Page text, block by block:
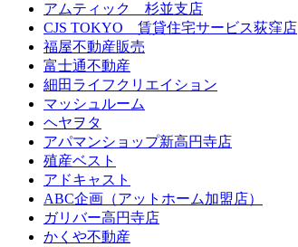
アムティック 杉並支店
CJS TOKYO 賃貸住宅サービス荻窪店
福屋不動産販売
富士通不動産
細田ライフクリエイション
マッシュルーム
ヘヤヲタ
アパマンショップ新高円寺店
殖産ベスト
アドキャスト
ABC企画（アットホーム加盟店）
ガリバー高円寺店
かくや不動産